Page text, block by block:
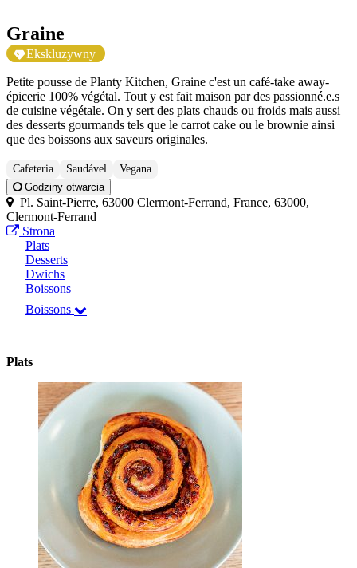
Graine
Ekskluzywny
Petite pousse de Planty Kitchen, Graine c'est un café-take away-
épicerie 100% végétal. Tout y est fait maison par des passionné.e.s
de cuisine végétale. On y sert des plats chauds ou froids mais aussi
des desserts gourmands tels que le carrot cake ou le brownie ainsi
que des boissons aux saveurs originales.
Cafeteria Saudável
Vegana
Godziny otwarcia
Pl. Saint-Pierre, 63000 Clermont-Ferrand, France, 63000,
Clermont-Ferrand
Strona
Plats
Desserts
Dwichs
Boissons
Boissons
Plats